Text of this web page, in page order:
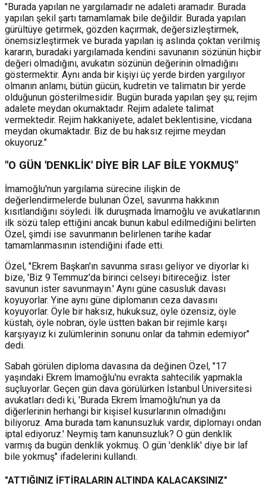
"Burada yapılan ne yargılamadır ne adaleti aramadır. Burada
yapılan şekil şartı tamamlamak bile değildir. Burada yapılan
gürültüye getirmek, gözden kaçırmak, değersizleştirmek,
önemsizleştirmek ve burada yapılan iş aslında çoktan verilmiş
kararın, buradaki yargılamada kendini savunanın sözünün hiçbir
değeri olmadığını, avukatın sözünün değerinin olmadığını
göstermektir. Aynı anda bir kişiyi üç yerde birden yargılıyor
olmanın anlamı, bütün gücün, kudretin ve talimatın bir yerde
olduğunun gösterilmesidir. Bugün burada yapılan şey şu; rejim
adalete meydan okumaktadır. Rejim adalete talimat
vermektedir. Rejim hakkaniyete, adalet beklentisine, vicdana
meydan okumaktadır. Biz de bu haksız rejime meydan
okuyoruz."
"O GÜN 'DENKLİK' DİYE BİR LAF BİLE YOKMUŞ"
İmamoğlu'nun yargılama sürecine ilişkin de
değerlendirmelerde bulunan Özel, savunma hakkının
kısıtlandığını söyledi. İlk duruşmada İmamoğlu ve avukatlarının
ilk sözü talep ettiğini ancak bunun kabul edilmediğini belirten
Özel, şimdi ise savunmanın belirlenen tarihe kadar
tamamlanmasının istendiğini ifade etti.
Özel, "Ekrem Başkan'ın savunma sırası geliyor ve diyorlar ki
bize, 'Biz 9 Temmuz'da birinci celseyi bitireceğiz. İster
savunun ister savunmayın.' Aynı güne casusluk davası
koyuyorlar. Yine aynı güne diplomanın ceza davasını
koyuyorlar. Öyle bir haksız, hukuksuz, öyle özensiz, öyle
küstah, öyle nobran, öyle üstten bakan bir rejimle karşı
karşıyayız ki zulümlerinin sonunu onlar da tahmin edemiyor"
dedi.
Sabah görülen diploma davasına da değinen Özel, "17
yaşındaki Ekrem İmamoğlu'nu evrakta sahtecilik yapmakla
suçluyorlar. Geçen gün dava görülürken İstanbul Üniversitesi
avukatları dedi ki, 'Burada Ekrem İmamoğlu'nun ya da
diğerlerinin herhangi bir kişisel kusurlarının olmadığını
biliyoruz. Ama burada tam kanunsuzluk vardır, diplomayı ondan
iptal ediyoruz.' Neymiş tam kanunsuzluk? O gün denklik
varmış da bugün denklik yokmuş. O gün 'denklik' diye bir laf
bile yokmuş" ifadelerini kullandı.
"ATTIĞINIZ İFTİRALARIN ALTINDA KALACAKSINIZ"